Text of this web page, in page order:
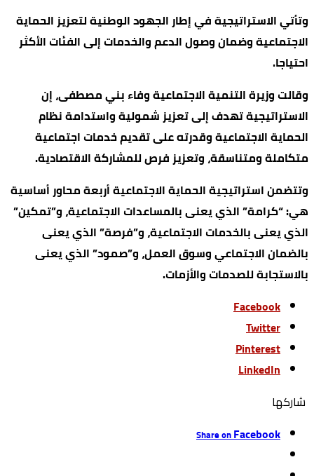
وتأتي الاستراتيجية في إطار الجهود الوطنية لتعزيز الحماية
الاجتماعية وضمان وصول الدعم والخدمات إلى الفئات الأكثر
احتياجا.
وقالت وزيرة التنمية الاجتماعية وفاء بني مصطفى، إن
الاستراتيجية تهدف إلى تعزيز شمولية واستدامة نظام
الحماية الاجتماعية وقدرته على تقديم خدمات اجتماعية
متكاملة ومتناسقة، وتعزيز فرص للمشاركة الاقتصادية.
وتتضمن استراتيجية الحماية الاجتماعية أربعة محاور أساسية
هي: “كرامة” الذي يعنى بالمساعدات الاجتماعية، و”تمكين”
الذي يعنى بالخدمات الاجتماعية، و”فرصة” الذي يعنى
بالضمان الاجتماعي وسوق العمل، و”صمود” الذي يعنى
بالاستجابة للصدمات والأزمات.
Facebook
Twitter
Pinterest
LinkedIn
‫‫ شاركها‬
Share onFacebook